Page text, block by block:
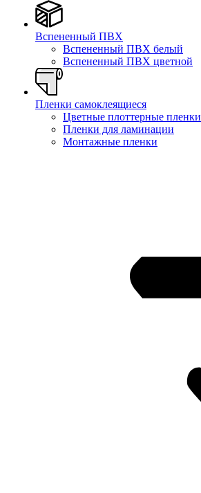
Вспененный ПВХ
Вспененный ПВХ белый
Вспененный ПВХ цветной
Пленки самоклеящиеся
Цветные плоттерные пленки
Пленки для ламинации
Монтажные пленки